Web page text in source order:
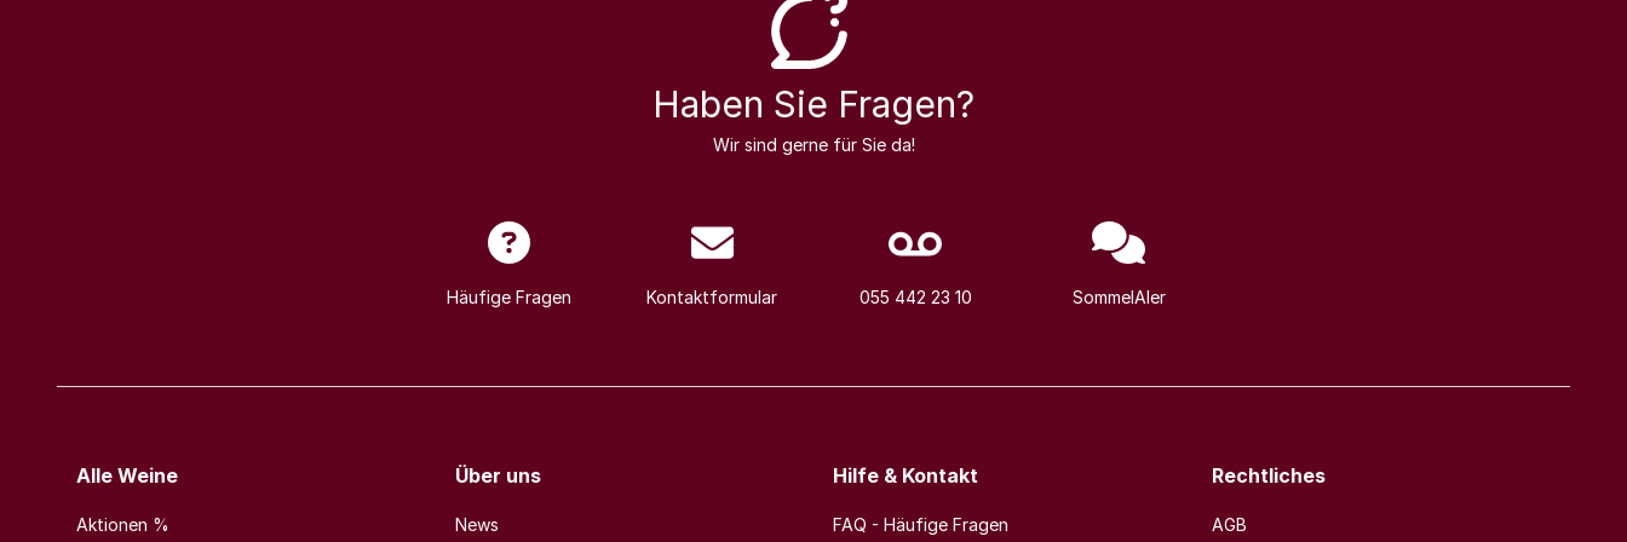
Haben Sie Fragen?
Wir sind gerne für Sie da!
Häufige Fragen Kontaktformular 055 442 23 10 SommelAIer
Alle Weine
Aktionen %
Über uns
News
Hilfe & Kontakt
FAQ - Häufige Fragen
Rechtliches
AGB